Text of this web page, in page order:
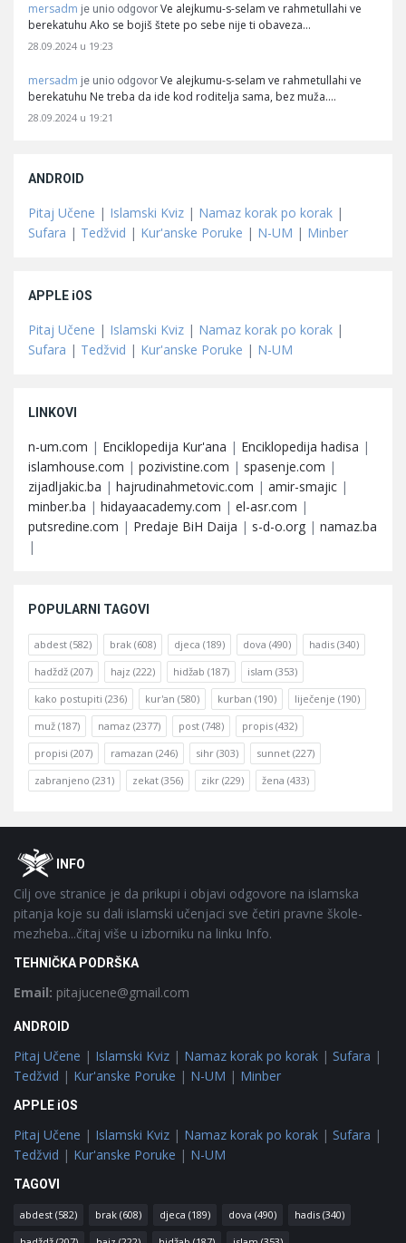
mersadm je unio odgovor Ve alejkumu-s-selam ve rahmetullahi ve
berekatuhu Ako se bojiš štete po sebe nije ti obaveza…
28.09.2024 u 19:23
mersadm je unio odgovor Ve alejkumu-s-selam ve rahmetullahi ve
berekatuhu Ne treba da ide kod roditelja sama, bez muža.…
28.09.2024 u 19:21
ANDROID
Pitaj Učene | Islamski Kviz | Namaz korak po korak |
Sufara | Tedžvid | Kur'anske Poruke | N-UM | Minber
APPLE iOS
Pitaj Učene | Islamski Kviz | Namaz korak po korak |
Sufara | Tedžvid | Kur'anske Poruke | N-UM
LINKOVI
n-um.com | Enciklopedija Kur'ana | Enciklopedija hadisa |
islamhouse.com | pozivistine.com | spasenje.com |
zijadljakic.ba | hajrudinahmetovic.com | amir-smajic |
minber.ba | hidayaacademy.com | el-asr.com |
putsredine.com | Predaje BiH Daija | s-d-o.org | namaz.ba
|
POPULARNI TAGOVI
abdest (582) brak (608) djeca (189) dova (490) hadis (340)
hadždž (207) hajz (222) hidžab (187) islam (353)
kako postupiti (236) kur'an (580) kurban (190) liječenje (190)
muž (187) namaz (2377) post (748) propis (432)
propisi (207) ramazan (246) sihr (303) sunnet (227)
zabranjeno (231) zekat (356) zikr (229) žena (433)
FooterOINFO
Cilj ove stranice je da prikupi i objavi odgovore na islamska
pitanja koje su dali islamski učenjaci sve četiri pravne škole-
mezheba...čitaj više u izborniku na linku Info.
TEHNIČKA PODRŠKA
Email: pitajucene@gmail.com
ANDROID
Pitaj Učene | Islamski Kviz | Namaz korak po korak | Sufara |
Tedžvid | Kur'anske Poruke | N-UM | Minber
APPLE iOS
Pitaj Učene | Islamski Kviz | Namaz korak po korak | Sufara |
Tedžvid | Kur'anske Poruke | N-UM
TAGOVI
abdest (582) brak (608) djeca (189) dova (490) hadis (340)